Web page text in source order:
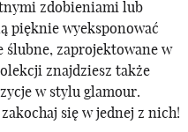
zdobieniami lub
pięknie wyeksponować
ślubne, zaprojektowane w
znajdziesz także
w stylu glamour.
się w jednej z nich!